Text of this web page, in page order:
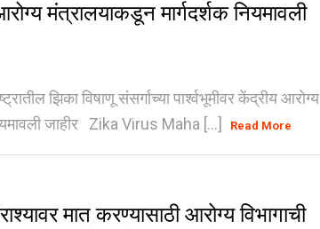
मंत्रालयाकडून मार्गदर्शक नियमावली
झिका विषाणू संसर्गाच्या पार्श्वभूमीवर केंद्रीय आरोग्य
जाहीर Zika Virus Maha [...]
Read More
मात करण्यासाठी आरोग्य विभागाची